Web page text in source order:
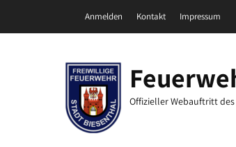
Header Top Menu
Anmelden Kontakt Impressum
Offizieller Webauftritt